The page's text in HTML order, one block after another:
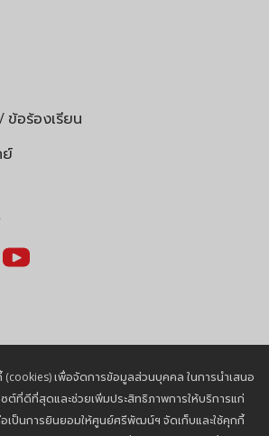
ข้อร้องเรียน
ย์
วามเป็นส่วนตัว |นโยบายคุกกี้
เพื่อจัดการข้อมูลส่วนบุคคล ในการนำเสนอ
ซต์ที่ดีที่สุดและช่วยเพิ่มประสิทธิภาพการให้บริการแก่
อเป็นการยินยอมให้ศูนย์ศรีพัฒน์ฯ จัดเก็บและใช้คุกกี้